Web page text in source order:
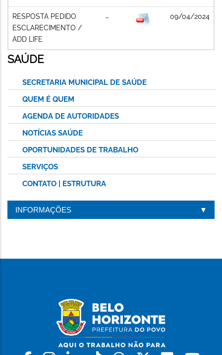
RESPOSTA PEDIDO
ESCLARECIMENTO /
ADD LIFE
09/04/2024
SAÚDE
SECRETARIA MUNICIPAL DE SAÚDE
QUEM É QUEM
AGENDA DE AUTORIDADES
NOTÍCIAS SAÚDE
OPORTUNIDADES DE TRABALHO
SERVIÇOS
CONTATO | ESTRUTURA
INFORMAÇÕES